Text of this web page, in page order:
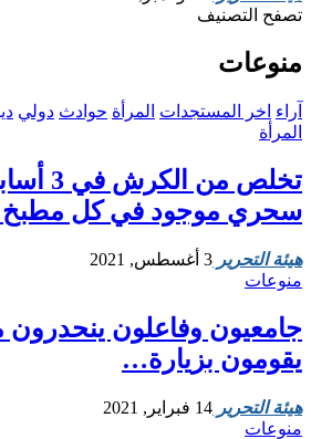
تصفح التصنيف
منوعات
آراء اخر المستجدات المرأة حوادث دولي
المرأة
تخلص
سحري موجود في كل
هيئة التحرير 3 أغسطس, 2021
منوعات
جامعيون وفاعلون ينحدرون
يقومون بزيارة…
هيئة التحرير 14 فبراير, 2021
منوعات